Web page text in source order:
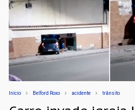
Início Belford Roxo acidente trânsito